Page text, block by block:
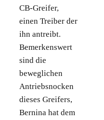
CB-Greifer,
einen Treiber der
ihn antreibt.
Bemerkenswert
sind die
beweglichen
Antriebsnocken
dieses Greifers,
Bernina hat dem